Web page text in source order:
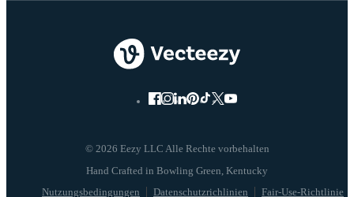
© 2026 Eezy LLC Alle Rechte vorbehalten
Nutzungsbedingungen Datenschutzrichlinien Fair-Use-Richtlinie